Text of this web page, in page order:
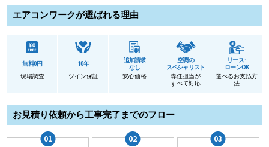
エアコンワークが選ばれる理由
無料0円
現場調査
10年
ツイン保証
追加請求
なし
安心価格
空調の
スペシャリスト
専任担当が
すべて対応
リース･
ローンOK
選べるお支払方
法
お見積り依頼から工事完了までのフロー